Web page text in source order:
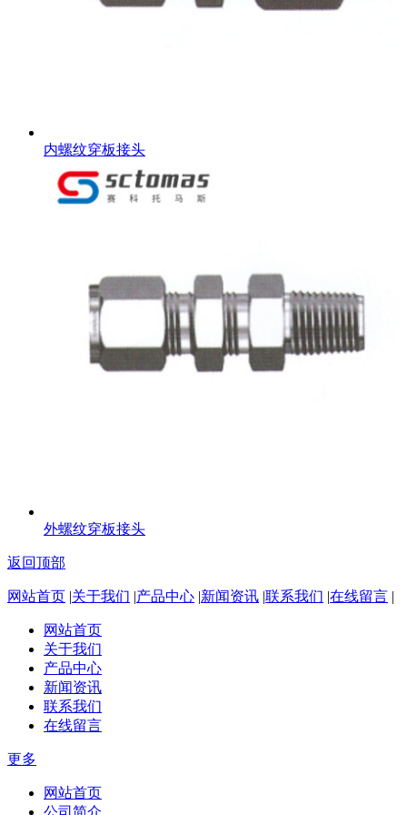
内螺纹穿板接头
外螺纹穿板接头
返回顶部
网站首页 |关于我们 |产品中心 |新闻资讯 |联系我们 |在线留言 |
网站首页
关于我们
产品中心
新闻资讯
联系我们
在线留言
更多
网站首页
公司简介